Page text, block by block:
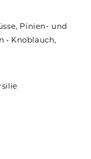
Pinien- und
• Knoblauch,